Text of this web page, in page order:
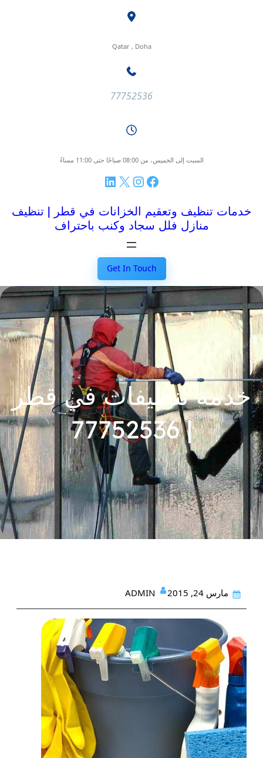
Qatar , Doha
77752536
السبت إلى الخميس، من 08:00 صباحًا حتى 11:00 مساءً
فيسبوكإنستجرام إكسلينكد إن
خدمات تنظيف وتعقيم الخزانات في قطر | تنظيف
منازل فلل سجاد وكنب باحتراف
Get In Touch
خدمة تنظيفات في قطر
| 77752536
مارس 24, 2015 ADMIN